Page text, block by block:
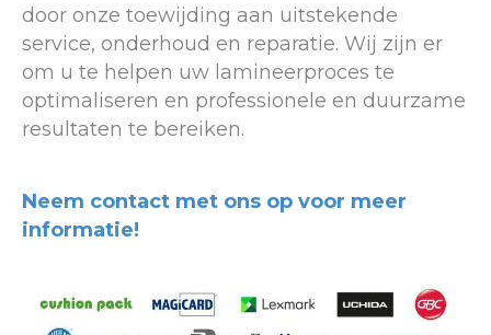
door onze toewijding aan uitstekende
service, onderhoud en reparatie. Wij zijn er
om u te helpen uw lamineerproces te
optimaliseren en professionele en duurzame
resultaten te bereiken.
Neem contact met ons op voor meer
informatie!